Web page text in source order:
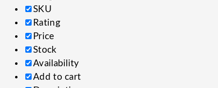
SKU
Rating
Price
Stock
Availability
Add to cart